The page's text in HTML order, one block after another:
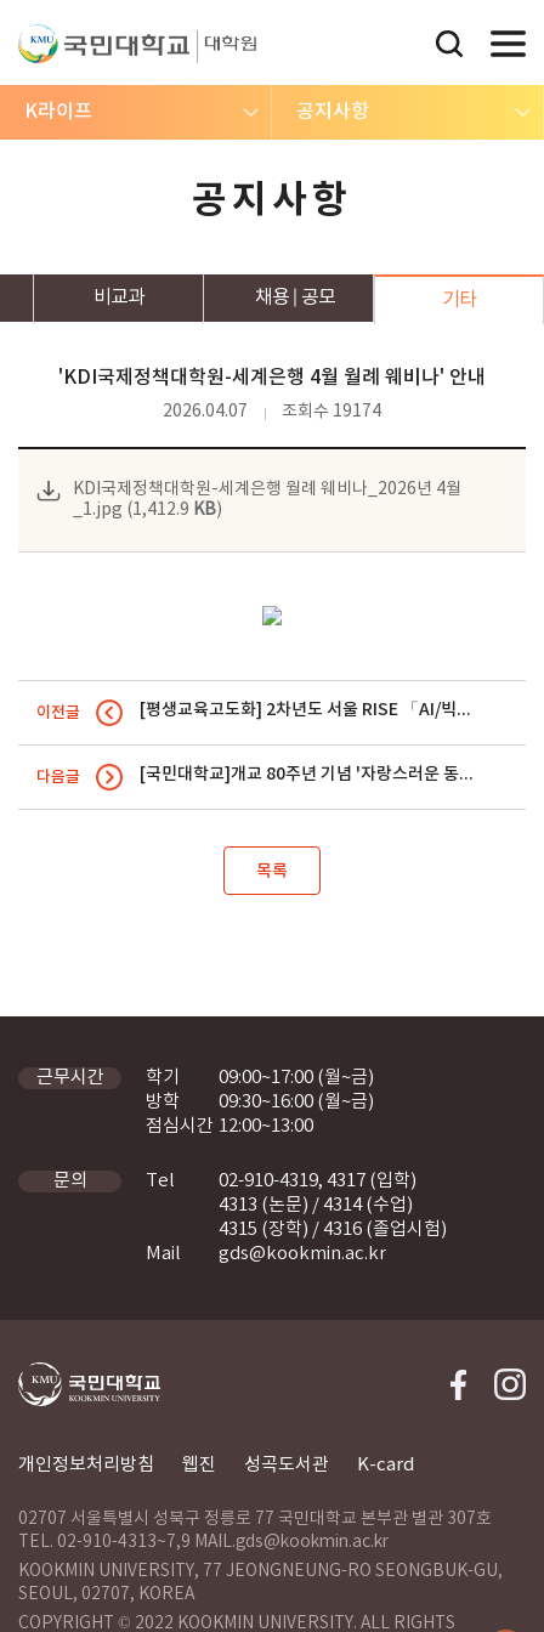
K라이프 공지사항
공지사항
비교과 채용 공모 기타
'KDI국제정책대학원-세계은행 4월 월례 웨비나' 안내
2026.04.07 조회수 19174
KDI국제정책대학원-세계은행 월례 웨비나_2026년 4월
_1.jpg (1,412.9 KB)
이전글 [평생교육고도화] 2차년도 서울 RISE 「AI/빅데이터 기반 디지털 마케팅 」강의 프로그램 안내
다음글 [국민대학교]개교 80주년 기념 '자랑스러운 동문을 찾습니다' 캠페인 안내
목록
개인정보처리방침 웹진 성곡도서관 K-card
02707 서울특별시 성북구 정릉로 77 국민대학교 본부관 별관 307호
TEL. 02-910-4313~7,9 MAIL.gds@kookmin.ac.kr
KOOKMIN UNIVERSITY, 77 JEONGNEUNG-RO SEONGBUK-GU,
SEOUL, 02707, KOREA
COPYRIGHT © 2022 KOOKMIN UNIVERSITY. ALL RIGHTS
근무시간 학기
09:00~17:00 (월~금)
방학
09:30~16:00 (월~금)
점심시간 12:00~13:00
문의 Tel
02-910-4319, 4317 (입학)
4313 (논문) / 4314 (수업)
4315 (장학) / 4316 (졸업시험)
Mail
gds@kookmin.ac.kr